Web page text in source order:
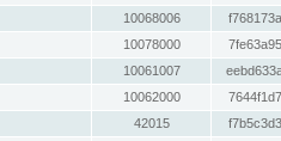
10068006
10078000
10061007
10062000
42015